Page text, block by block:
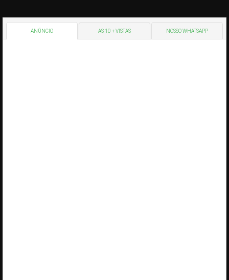
ANÚNCIO AS 10 + VISTAS NOSSO WHATSAPP